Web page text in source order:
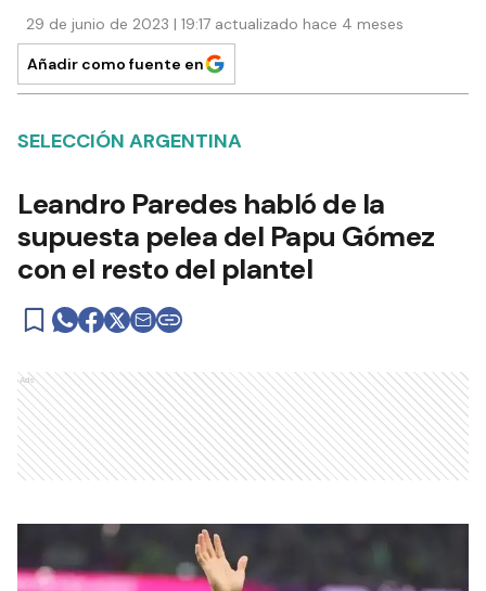
29 de junio de 2023 | 19:17 actualizado hace 4 meses
Añadir como fuente en
SELECCIÓN ARGENTINA
Leandro Paredes habló de la
supuesta pelea del Papu Gómez
con el resto del plantel
Ads